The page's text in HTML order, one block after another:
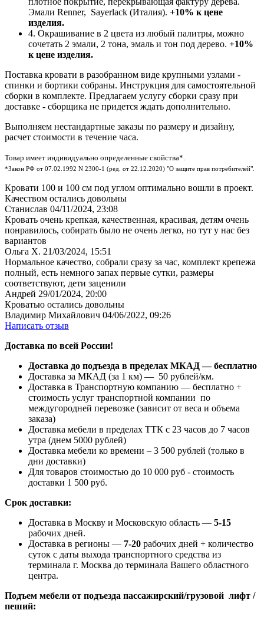
Эмали Renner, Sayerlack (Италия). +10% к цене
изделия.
4. Окрашивание в 2 цвета из любый палитры, можно
сочетать 2 эмали, 2 тона, эмаль и тон под дерево. +10%
к цене изделия.
Поставка кровати в разобранном виде крупными узлами -
спинки и бортики собраны. Инструкция для самостоятельной
сборки в комплекте. Предлагаем услугу сборки сразу при
доставке - сборщика не придется ждать дополнительно.
Выполняем нестандартные заказы по размеру и дизайну,
расчет стоимости в течение часа.
Товар имеет индивидуально определенные свойства*.
*Закон РФ от 07.02.1992 N 2300-1 (ред. от 22.12.2020) "О защите прав потребителей".
Кровати 100 и 100 см под углом оптимально вошли в проект.
Качеством остались довольны
Станислав 04/11/2024, 23:08
Кровать очень крепкая, качественная, красивая, детям очень
понравилось, собирать было не очень легко, но тут у нас без
вариантов
Ольга Х. 21/03/2024, 15:51
Нормальное качество, собрали сразу за час, комплект крепежа
полный, есть немного запах первые сутки, размеры
соответствуют, дети заценили
Андрей 29/01/2024, 20:00
Кроватью остались довольны
Владимир Михайлович 04/06/2022, 09:26
Написать отзыв
Доставка по всей России!
Доставка до подъезда в пределах МКАД — бесплатно
Доставка за МКАД (за 1 км) — 50 рублей/км.
Доставка в Транспортную компанию — бесплатно +
стоимость услуг транспортной компании по
междугородней перевозке (зависит от веса и объема
заказа)
Доставка мебели в пределах ТТК с 23 часов до 7 часов
утра (днем 5000 рублей)
Доставка мебели ко времени – 3 500 рублей (только в
дни доставки)
Для товаров стоимостью до 10 000 руб - стоимость
доставки 1 500 руб.
Срок доставки:
Доставка в Москву и Московскую область — 5-15
рабочих дней.
Доставка в регионы — 7-20 рабочих дней + количество
суток с даты выхода транспортного средства из
терминала г. Москва до терминала Вашего областного
центра.
Подъем мебели от подъезда пассажирский/грузовой лифт /
пеший: